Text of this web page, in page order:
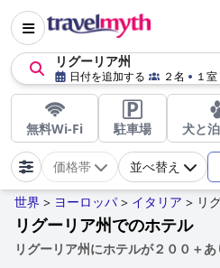
リグーリア州
日付を追加する ２名 １室
無料Wi-Fi 駐車場 犬と
価格帯 並べ替え
世界 > ヨーロッパ > イタリア > リ
リグーリア州でのホテル
リグーリア州にホテルが２００＋